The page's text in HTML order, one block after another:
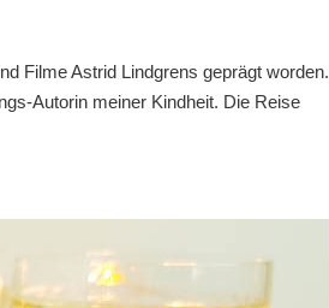
Filme Astrid Lindgrens geprägt worden.
Autorin meiner Kindheit. Die Reise